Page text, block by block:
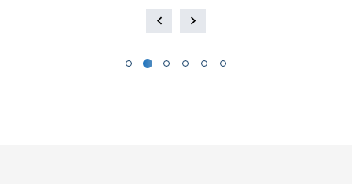
Alquila nuestra Sala Anfiteatro para 40
personas. El diseño escalonado garantiza